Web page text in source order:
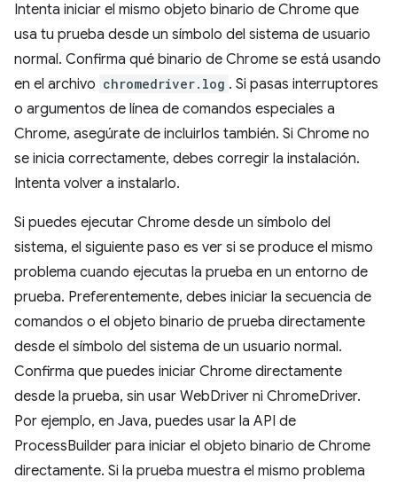
Intenta iniciar el mismo objeto binario de Chrome que
usa tu prueba desde un símbolo del sistema de usuario
normal. Confirma qué binario de Chrome se está usando
en el archivo chromedriver.log . Si pasas interruptores
o argumentos de línea de comandos especiales a
Chrome, asegúrate de incluirlos también. Si Chrome no
se inicia correctamente, debes corregir la instalación.
Intenta volver a instalarlo.
Si puedes ejecutar Chrome desde un símbolo del
sistema, el siguiente paso es ver si se produce el mismo
problema cuando ejecutas la prueba en un entorno de
prueba. Preferentemente, debes iniciar la secuencia de
comandos o el objeto binario de prueba directamente
desde el símbolo del sistema de un usuario normal.
Confirma que puedes iniciar Chrome directamente
desde la prueba, sin usar WebDriver ni ChromeDriver.
Por ejemplo, en Java, puedes usar la API de
ProcessBuilder para iniciar el objeto binario de Chrome
directamente. Si la prueba muestra el mismo problema